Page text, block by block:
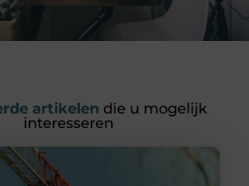
artikelen die u mogelijk
interesseren